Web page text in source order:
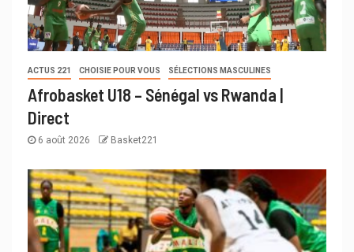
ACTUS 221 CHOISIE POUR VOUS SÉLECTIONS MASCULINES
Afrobasket U18 – Sénégal vs Rwanda |
Direct
6 août 2026 Basket221